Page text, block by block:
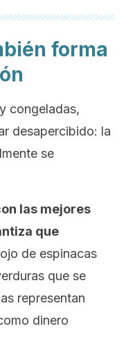
forma
congeladas,
desapercibido: la
se
las mejores
que
de espinacas
que se
representan
dinero